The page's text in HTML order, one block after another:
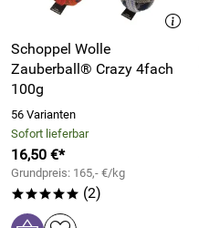
Schoppel Wolle
Zauberball® Crazy 4fach
100g
56 Varianten
Sofort lieferbar
16,50 €*
Grundpreis: 165,- €/kg
***** (2)